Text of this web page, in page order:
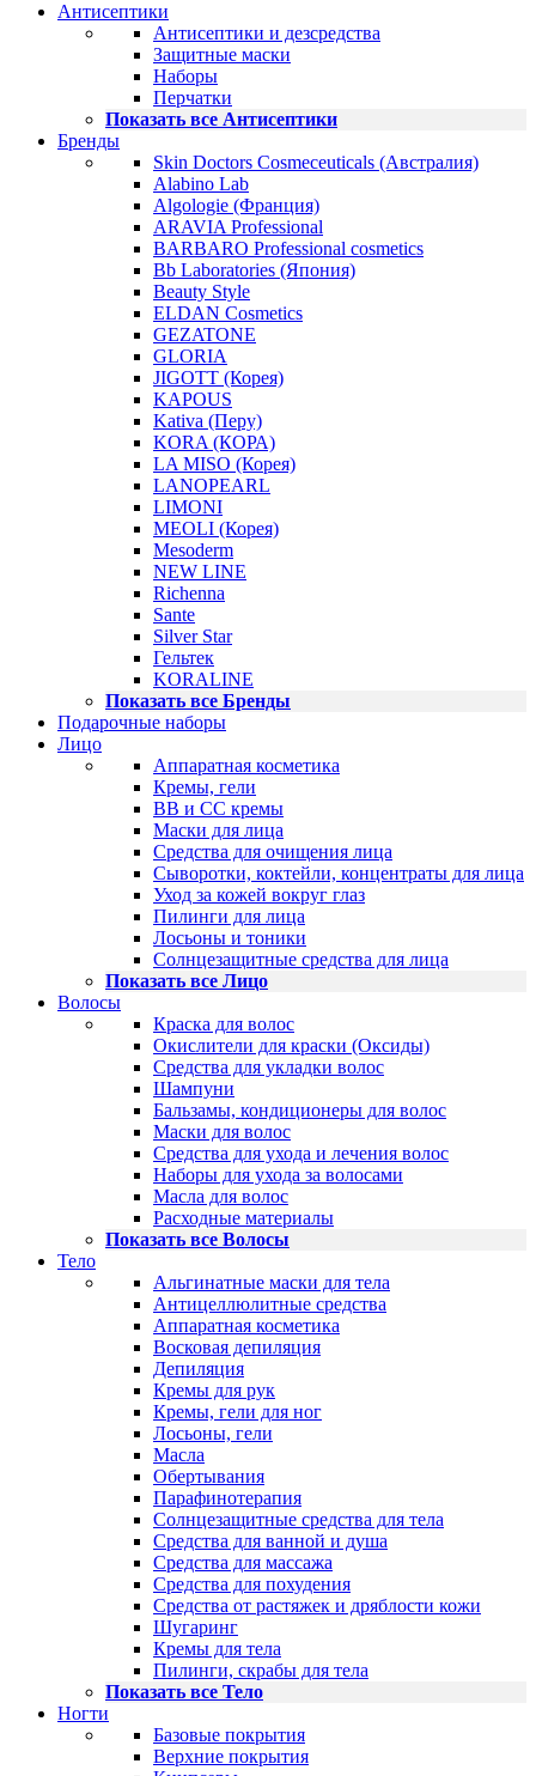
Антисептики
Антисептики и дезсредства
Защитные маски
Наборы
Перчатки
Показать все Антисептики
Бренды
Skin Doctors Cosmeceuticals (Австралия)
Alabino Lab
Algologie (Франция)
ARAVIA Professional
BARBARO Professional cosmetics
Bb Laboratories (Япония)
Beauty Style
ELDAN Cosmetics
GEZATONE
GLORIA
JIGOTT (Корея)
KAPOUS
Kativa (Перу)
KORA (КОРА)
LA MISO (Корея)
LANOPEARL
LIMONI
MEOLI (Корея)
Mesoderm
NEW LINE
Richenna
Sante
Silver Star
Гельтек
KORALINE
Показать все Бренды
Подарочные наборы
Лицо
Аппаратная косметика
Кремы, гели
BB и CC кремы
Маски для лица
Средства для очищения лица
Сыворотки, коктейли, концентраты для лица
Уход за кожей вокруг глаз
Пилинги для лица
Лосьоны и тоники
Солнцезащитные средства для лица
Показать все Лицо
Волосы
Краска для волос
Окислители для краски (Оксиды)
Средства для укладки волос
Шампуни
Бальзамы, кондиционеры для волос
Маски для волос
Средства для ухода и лечения волос
Наборы для ухода за волосами
Масла для волос
Расходные материалы
Показать все Волосы
Тело
Альгинатные маски для тела
Антицеллюлитные средства
Аппаратная косметика
Восковая депиляция
Депиляция
Кремы для рук
Кремы, гели для ног
Лосьоны, гели
Масла
Обертывания
Парафинотерапия
Солнцезащитные средства для тела
Средства для ванной и душа
Средства для массажа
Средства для похудения
Средства от растяжек и дряблости кожи
Шугаринг
Кремы для тела
Пилинги, скрабы для тела
Показать все Тело
Ногти
Базовые покрытия
Верхние покрытия